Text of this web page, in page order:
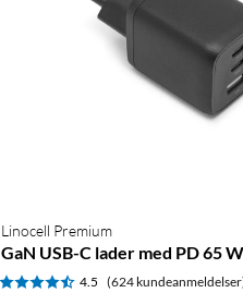
Linocell Premium
GaN USB-C lader med PD 65
4.5 (624